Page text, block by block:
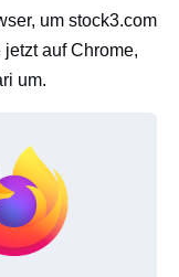
um stock3.com
auf Chrome,
um.